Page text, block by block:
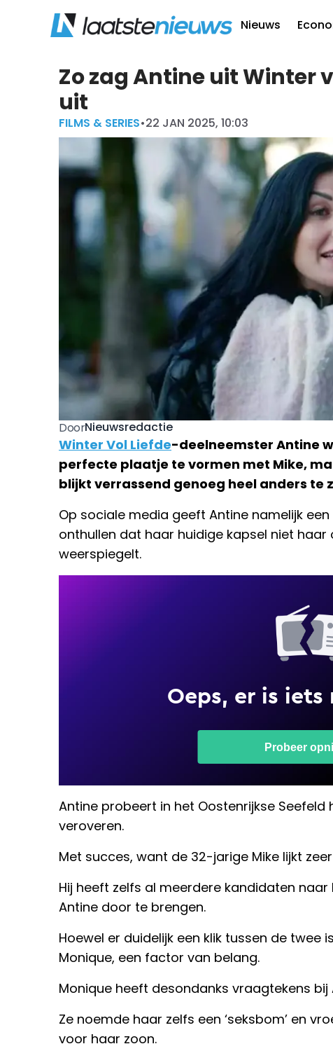
Nieuws
Zo zag Antine uit Winter
uit
FILMS & SERIES•22 JAN 2025, 10:03
DoorNieuwsredactie
Winter Vol Liefde-deelneemster Antine
perfecte plaatje te vormen met Mike,
blijkt verrassend genoeg heel anders te
Op sociale media geeft Antine namelijk
onthullen dat haar huidige kapsel niet
weerspiegelt.
Antine probeert in het Oostenrijkse Seefeld
veroveren.
Met succes, want de 32-jarige Mike lijkt
Hij heeft zelfs al meerdere kandidaten
Antine door te brengen.
Hoewel er duidelijk een klik tussen de twee
Monique, een factor van belang.
Monique heeft desondanks vraagtekens bij
Ze noemde haar zelfs een ‘seksbom’ en
voor haar zoon.